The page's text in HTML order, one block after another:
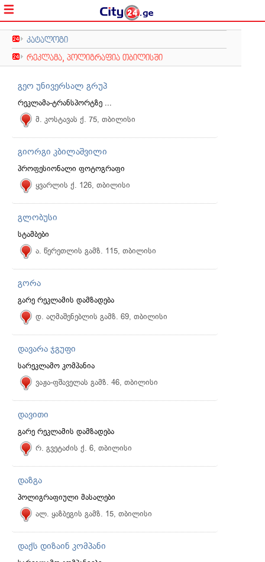
კატალოგი
რეკლამა, პოლიგრაფია თბილისში
გეო უნივერსალ გრუპ
რეკლამა-ტრანსპორტზე ...
მ. კოსტავას ქ. 75, თბილისი
გიორგი კბილაშვილი
პროფესიონალი ფოტოგრაფი
ყვარლის ქ. 126, თბილისი
გლობუსი
სტამბები
ა. წერეთლის გამზ. 115, თბილისი
გორა
გარე რეკლამის დამზადება
დ. აღმაშენებლის გამზ. 69, თბილისი
დავარა ჯგუფი
სარეკლამო კომპანია
ვაჟა-ფშაველას გამზ. 46, თბილისი
დავითი
გარე რეკლამის დამზადება
რ. გვეტაძის ქ. 6, თბილისი
დაზგა
პოლიგრაფიული მასალები
ალ. ყაზბეგის გამზ. 15, თბილისი
დაქს დიზაინ კომპანი